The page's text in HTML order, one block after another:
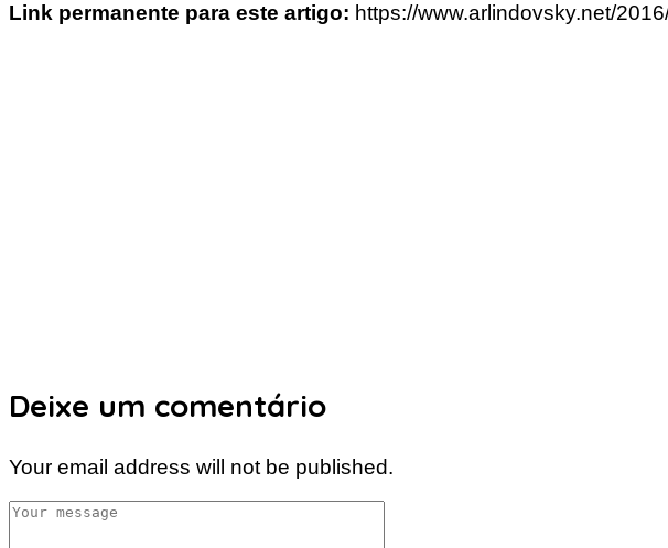
Link permanente para este artigo: https://www.arlindovsky.net/
Deixe um comentário
Your email address will not be published.